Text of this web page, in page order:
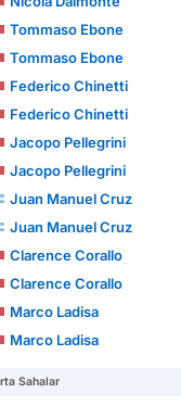
Tommaso Ebone
Tommaso Ebone
Federico Chinetti
Federico Chinetti
Jacopo Pellegrini
Jacopo Pellegrini
Juan Manuel Cruz
Juan Manuel Cruz
Clarence Corallo
Clarence Corallo
Marco Ladisa
Marco Ladisa
Sahalar